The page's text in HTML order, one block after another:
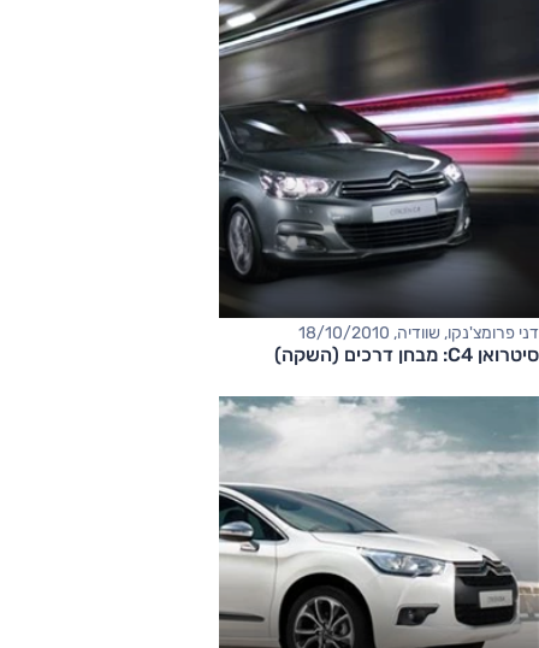
דני פרומצ'נקו, שוודיה, 18/10/2010
סיטרואן C4: מבחן דרכים (השקה)